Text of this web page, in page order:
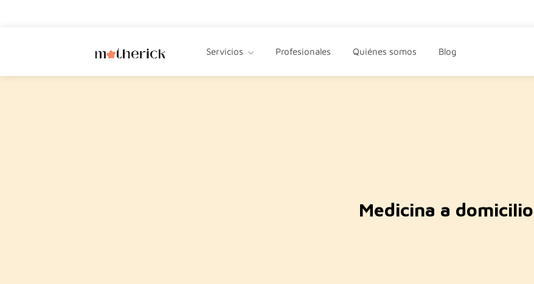
Servicios Profesionales Quiénes somos Blog
Medicina a